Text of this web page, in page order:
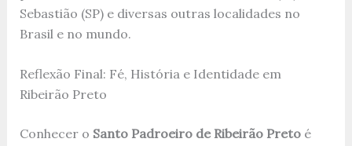
Sebastião (SP) e diversas outras localidades no
Brasil e no mundo.
Reflexão Final: Fé, História e Identidade em
Ribeirão Preto
Conhecer o Santo Padroeiro de Ribeirão Pretoé